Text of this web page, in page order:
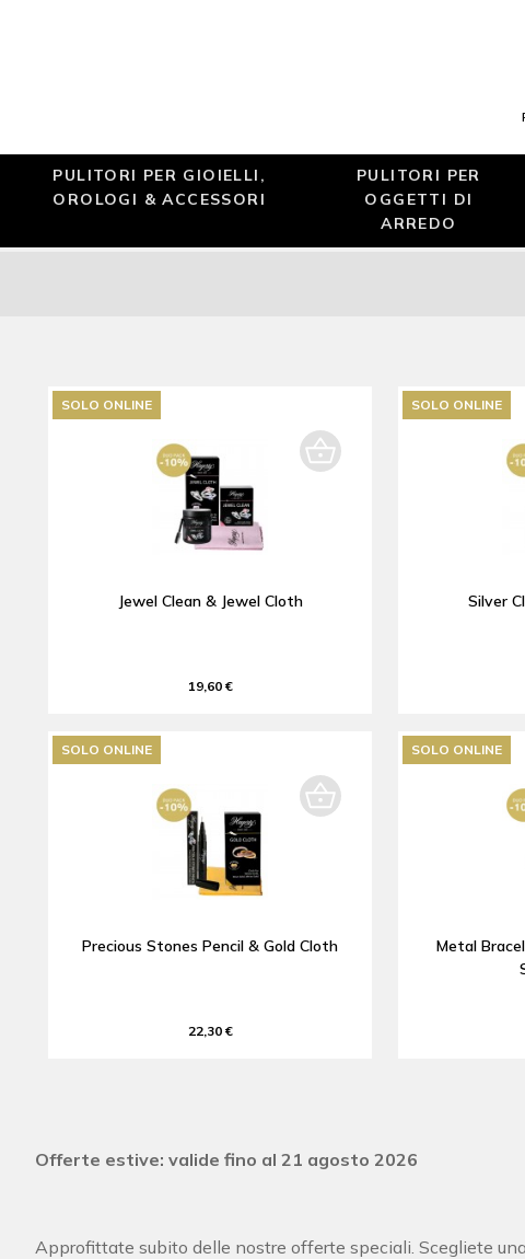
PULITORI PER GIOIELLI,
OROLOGI & ACCESSORI
PULITORI PER
OGGETTI DI
ARREDO
Jewel Clean & Jewel Cloth
19,60 €
SOLO ONLINE
Silver
SOLO ONLINE
Precious Stones Pencil & Gold Cloth
22,30 €
SOLO ONLINE
Metal
SOLO ONLINE
Offerte estive: valide fino al 21 agosto 2026
Approfittate subito delle nostre offerte speciali. Scegliete